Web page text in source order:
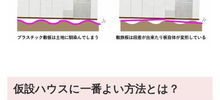
仮設ハウスに一番よい方法とは？